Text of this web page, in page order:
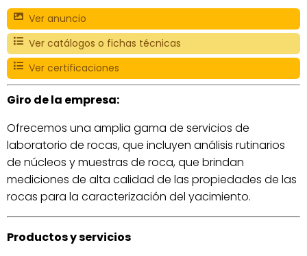
Ver anuncio
Ver catálogos o fichas técnicas
Ver certificaciones
Giro de la empresa:
Ofrecemos una amplia gama de servicios de
laboratorio de rocas, que incluyen análisis rutinarios
de núcleos y muestras de roca, que brindan
mediciones de alta calidad de las propiedades de las
rocas para la caracterización del yacimiento.
Productos y servicios